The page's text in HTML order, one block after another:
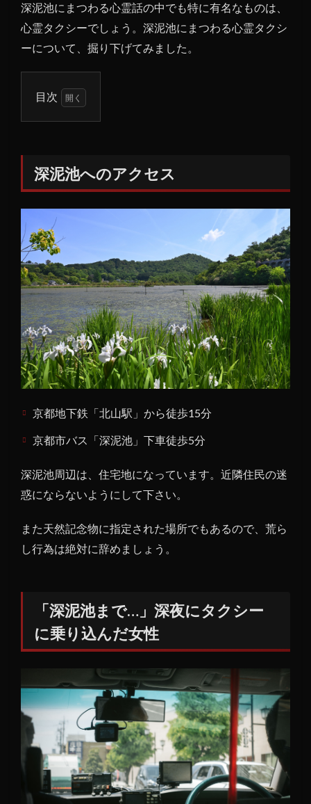
深泥池にまつわる心霊話の中でも特に有名なものは、
心霊タクシーでしょう。深泥池にまつわる心霊タクシ
ーについて、掘り下げてみました。
目次
のア
クセ
ス
「深
泥池
ま
で…」
深夜
にタ
クシ
ーに
乗り
込ん
だ女
性
「花
で…」
深泥
らタ
ーに
性客
4
に乗
った
の正
体
は？
5
深泥池へのアクセス
京都地下鉄「北山駅」から徒歩15分
京都市バス「深泥池」下車徒歩5分
深泥池周辺は、住宅地になっています。近隣住民の迷
惑にならないようにして下さい。
また天然記念物に指定された場所でもあるので、荒ら
し行為は絶対に辞めましょう。
「深泥池まで…」深夜にタクシー
に乗り込んだ女性